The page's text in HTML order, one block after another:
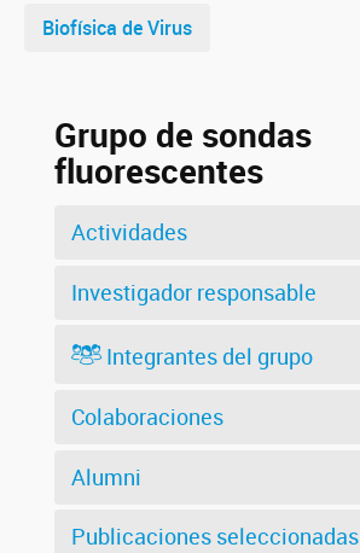
Biofísica de Virus
Grupo de sondas
fluorescentes
Actividades
Investigador responsable
Integrantes del grupo
Colaboraciones
Alumni
Publicaciones seleccionadas